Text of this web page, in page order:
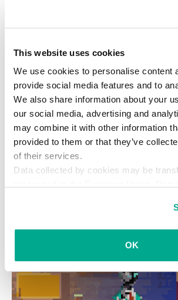
This website uses cookies
We use cookies to personalise content
provide social media features and to
We also share information about your
our social media, advertising and
may combine it with other information
provided to them or that they’ve
of their services.
Data collected by cookies may be
OK
スピアフィ
のは、間違いないといってよいで
セキュリティ リヒャルト・ゾル
暗号化
歴史 第2次世